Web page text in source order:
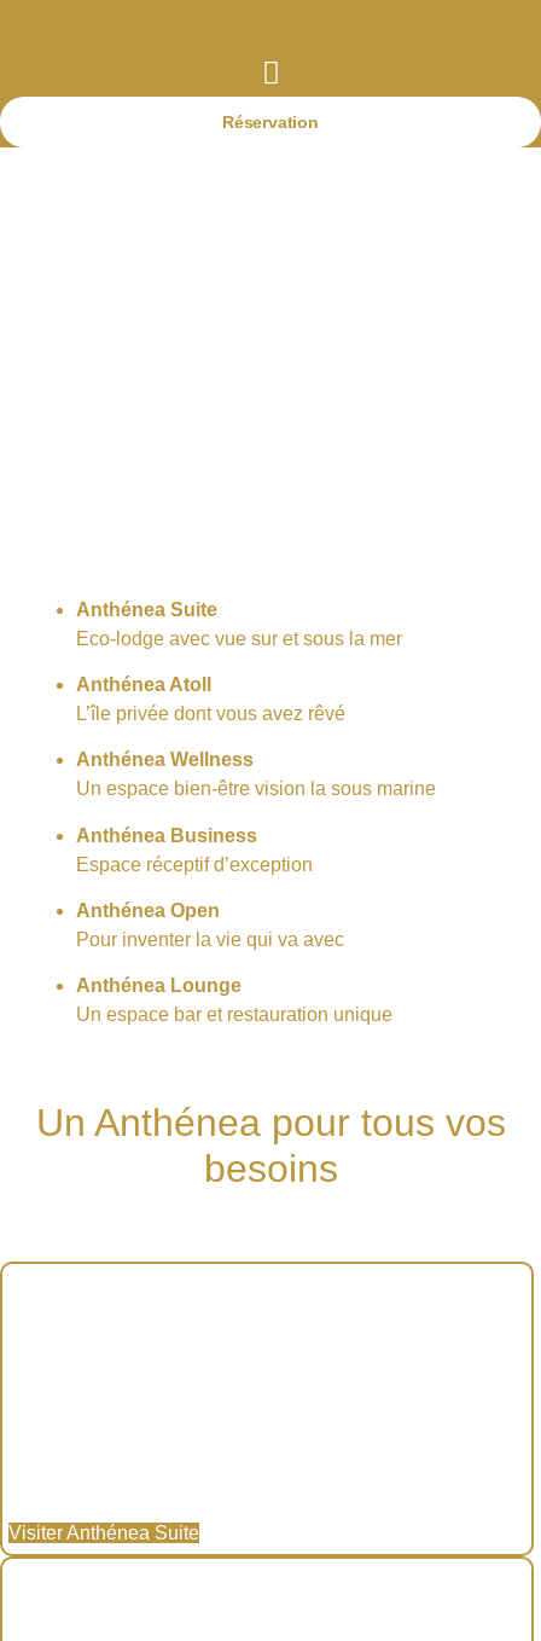
Réservation
Anthénea Suite
Eco-lodge avec vue sur et sous la mer
Anthénea Atoll
L’île privée dont vous avez rêvé
Anthénea Wellness
Un espace bien-être vision la sous marine
Anthénea Business
Espace réceptif d’exception
Anthénea Open
Pour inventer la vie qui va avec
Anthénea Lounge
Un espace bar et restauration unique
Un Anthénea pour tous vos
besoins
Visiter Anthénea Suite